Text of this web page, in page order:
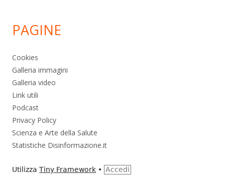
PAGINE
Cookies
Galleria immagini
Galleria video
Link utili
Podcast
Privacy Policy
Scienza e Arte della Salute
Statistiche Disinformazione.it
Utilizza Tiny Framework • Accedi